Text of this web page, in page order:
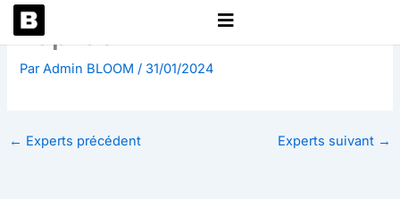
Aller
au Raphael
ParAdmin BLOOM/ 31/01/2024
← Experts précédent Experts suivant →